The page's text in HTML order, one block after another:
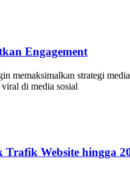
Engagement
memaksimalkan strategi
di media sosial
Website hingga